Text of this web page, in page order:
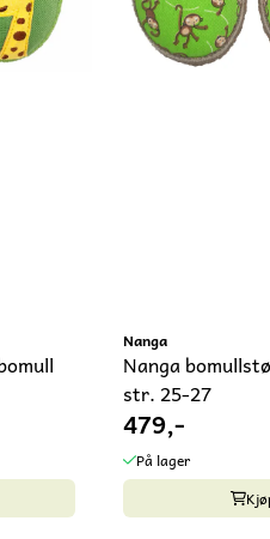
Nanga
Nanga
str. 25-27
479,-
På lager